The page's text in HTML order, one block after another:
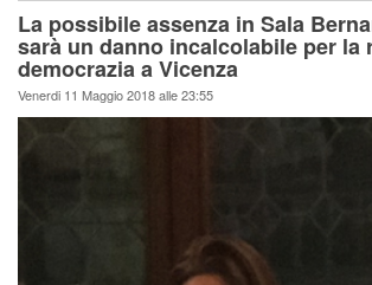
La possibile assenza in Sala
sarà un danno incalcolabile per la
democrazia a Vicenza
Venerdi 11 Maggio 2018 alle 23:55